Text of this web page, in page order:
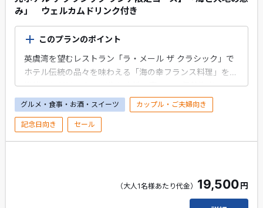
み」 ウェルカムドリンク付き
このプランのポイント
英虞湾を望むレストラン「ラ・メール ザ クラシック」で
ホテル伝統の品々を味わえる「海の幸フランス料理」をご
堪能いただけます。 ＜海と大地の恵み＞は伊勢海老アメ
リカンソース、伊勢海老クリームスープ、黒毛和牛ステー
キと贅沢な味覚を愉しめるランチ限定コースです。 EX限
定ウェルカムドリンク付き。 記念日や特別な旅の思い出
ぴったりのプランです。
グルメ・食事・お酒・スイーツ カップル・ご夫婦向き
記念日向き セール
（大人1名様あたり代金） 19,500円